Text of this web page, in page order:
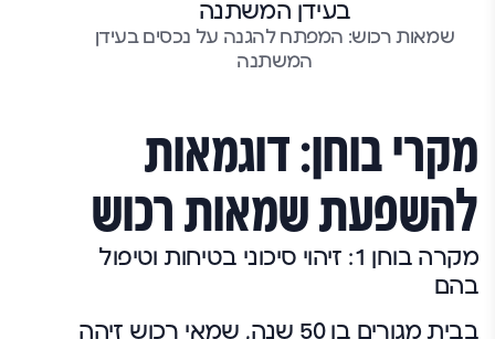
שמאות רכוש: המפתח להגנה על נכסים בעידן
המשתנה
מקרי בוחן: דוגמאות
להשפעת שמאות רכוש
מקרה בוחן 1: זיהוי סיכוני בטיחות וטיפול
בהם
בבית מגורים בן 50 שנה, שמאי רכוש זיהה